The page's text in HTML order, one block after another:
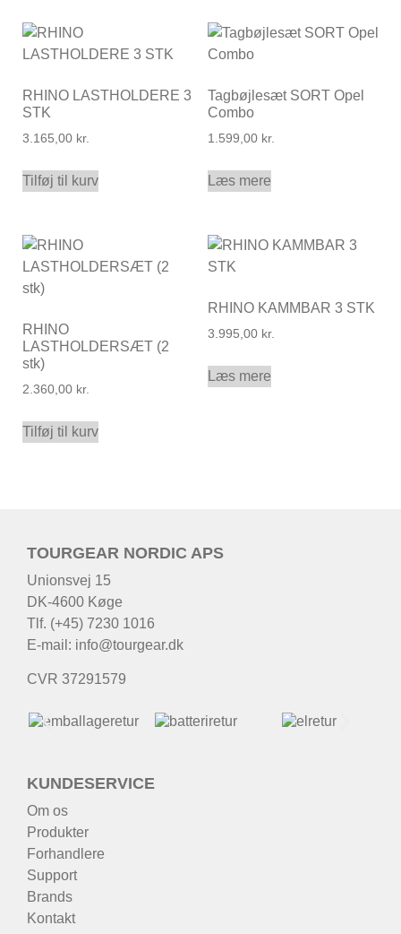
RHINO LASTHOLDERE 3
STK
3.165,00 kr.
Tilføj til kurv
Tagbøjlesæt SORT Opel
Combo
1.599,00 kr.
Læs mere
RHINO
LASTHOLDERSÆT (2
stk)
2.360,00 kr.
Tilføj til kurv
RHINO KAMMBAR 3 STK
3.995,00 kr.
Læs mere
TOURGEAR NORDIC APS
Unionsvej 15
DK-4600 Køge
Tlf. (+45) 7230 1016
E-mail: info@tourgear.dk
CVR 37291579
KUNDESERVICE
Om os
Produkter
Forhandlere
Support
Brands
Kontakt